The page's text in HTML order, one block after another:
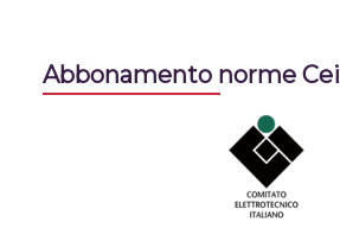
Abbonamento norme Cei